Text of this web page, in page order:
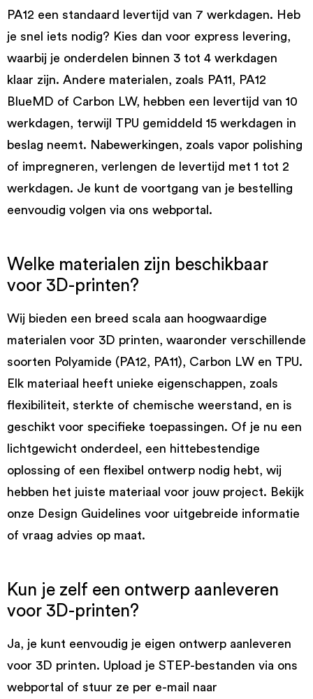
PA12 een standaard levertijd van 7 werkdagen. Heb
je snel iets nodig? Kies dan voor express levering,
waarbij je onderdelen binnen 3 tot 4 werkdagen
klaar zijn. Andere materialen, zoals PA11, PA12
BlueMD of Carbon LW, hebben een levertijd van 10
werkdagen, terwijl TPU gemiddeld 15 werkdagen in
beslag neemt. Nabewerkingen, zoals vapor polishing
of impregneren, verlengen de levertijd met 1 tot 2
werkdagen. Je kunt de voortgang van je bestelling
eenvoudig volgen via ons webportal.
Welke materialen zijn beschikbaar
voor 3D-printen?
Wij bieden een breed scala aan hoogwaardige
materialen voor 3D printen, waaronder verschillende
soorten Polyamide (PA12, PA11), Carbon LW en TPU.
Elk materiaal heeft unieke eigenschappen, zoals
flexibiliteit, sterkte of chemische weerstand, en is
geschikt voor specifieke toepassingen. Of je nu een
lichtgewicht onderdeel, een hittebestendige
oplossing of een flexibel ontwerp nodig hebt, wij
hebben het juiste materiaal voor jouw project. Bekijk
onze Design Guidelines voor uitgebreide informatie
of vraag advies op maat.
Kun je zelf een ontwerp aanleveren
voor 3D-printen?
Ja, je kunt eenvoudig je eigen ontwerp aanleveren
voor 3D printen. Upload je STEP-bestanden via ons
webportal of stuur ze per e-mail naar